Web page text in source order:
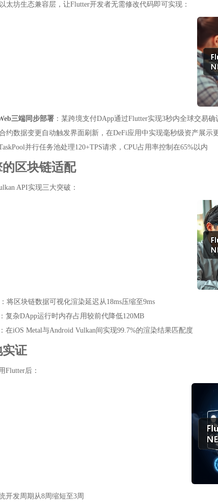
太坊生态兼容层，让Flutter开发者无需修改代码即可实现：
三端同步部署 ：某跨境支付DApp通过Flutter实现3秒内全球交易
合约数据变更自动触发界面刷新，在DeFi应用中实现毫秒级资产展示
并行任务池处理120+TPS请求，CPU占用率控制在65%以内
区块链适配
API实现三大突破：
：将区块链数据可视化渲染延迟从18ms压缩至9ms
复杂DApp运行时内存占用较前代降低120MB
：在iOS Metal与Android Vulkan间实现99.7%的渲染结果匹配度
实证
Flutter后：
开发周期从8周缩短至3周